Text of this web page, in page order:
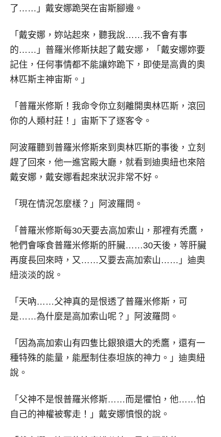
了……」戴安娜跪哭在宙斯腳邊。
「戴安娜，妳站起來，聽我說……我不會有事
的……」普羅米修斯扶起了戴安娜，「戴安娜妳要
記住，任何事情都不能讓妳跪下，即使是高貴的奧
林匹斯主神宙斯。」
「普羅米修斯！我命令你立刻離開奧林匹斯，滾回
你的人類村莊！」宙斯下了逐客令。
阿波羅聽到普羅米修斯來到奧林匹斯的事後，立刻
趕了回來，他一進宮殿大廳，就看到迪奧紐也來陪
戴安娜，戴安娜看起來狀況非常不好。
「現在情況怎麼樣？」阿波羅問。
「普羅米修斯每30天要去高加索山，那裡有禿鷹，
牠們會啄食普羅米修斯的肝臟……30天後，等肝臟
再度長回來時，又……又要去高加索山……」迪奧
紐淡淡的說。
「天吶……父神真的是恨透了普羅米修斯，可
是……為什麼是高加索山呢？」阿波羅問。
「因為高加索山有四隻比銀狼還大的禿鷹，還有一
種特殊的能量，能壓制住泰坦族的神力。」迪奧紐
說。
「父神不是恨普羅米修斯……而是懼怕，他……怕
自己的神權被奪走！」戴安娜憤恨的說。